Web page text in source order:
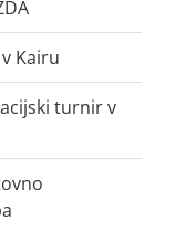
Kairu
turnir v